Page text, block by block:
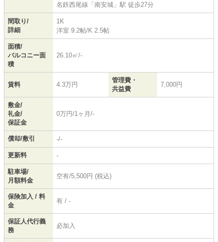
名鉄西尾線 「 南安城 」駅 徒歩27分
間取り/
詳細
1K
洋室 9.2帖/K 2.5帖
面積/
バルコニー面
積
26.10㎡/-
賃料 4.3万円
管理費・
共益費
7,000円
敷金/
礼金/
保証金
0万円/1ヶ月/-
償却/敷引 -/-
更新料 -
駐車場/
月額料金
空有/5,500円 (税込)
保険加入 / 料
金
有 / -
保証人代行義
務
必加入